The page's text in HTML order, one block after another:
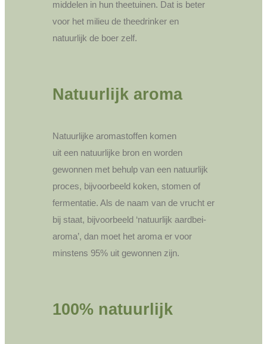
middelen in hun theetuinen. Dat is beter
voor het milieu de theedrinker en
natuurlijk de boer zelf.
Natuurlijk aroma
Natuurlijke aromastoffen komen
uit een natuurlijke bron en worden
gewonnen met behulp van een natuurlijk
proces, bijvoorbeeld koken, stomen of
fermentatie. Als de naam van de vrucht er
bij staat, bijvoorbeeld ‘natuurlijk aardbei-
aroma’, dan moet het aroma er voor
minstens 95% uit gewonnen zijn.
100% natuurlijk